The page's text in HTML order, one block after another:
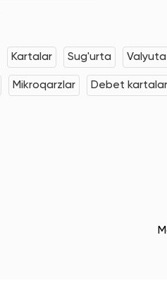
Kartalar Sug'urta
Mikroqarzlar Debet kartalar